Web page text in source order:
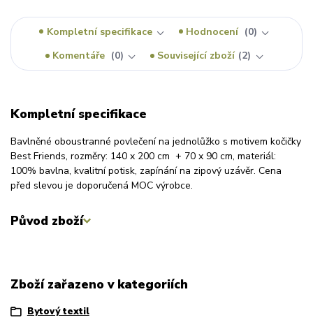
Kompletní specifikace Hodnocení
0
Komentáře
0 Související zboží 2
Kompletní specifikace
Bavlněné oboustranné povlečení na jednolůžko s motivem kočičky
Best Friends, rozměry: 140 x 200 cm + 70 x 90 cm, materiál:
100% bavlna, kvalitní potisk, zapínání na zipový uzávěr. Cena
před slevou je doporučená MOC výrobce.
Původ zboží
Zboží zařazeno v kategoriích
Bytový textil